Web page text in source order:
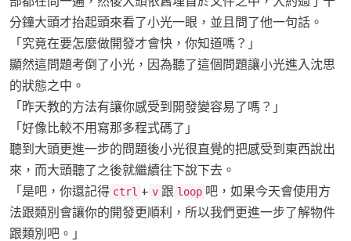
分鐘大頭才抬起頭來看了小光一眼，並且問了他一句話。
「究竟在要怎麼做開發才會快，你知道嗎？」
顯然這問題考倒了小光，因為聽了這個問題讓小光進入沈思
的狀態之中。
「昨天教的方法有讓你感受到開發變容易了嗎？」
「好像比較不用寫那多程式碼了」
聽到大頭更進一步的問題後小光很直覺的把感受到東西說出
來，而大頭聽了之後就繼續往下說下去。
「是吧，你還記得 ctrl + v 跟 loop 吧，如果今天會使用方
法跟類別會讓你的開發更順利，所以我們更進一步了解物件
跟類別吧。」